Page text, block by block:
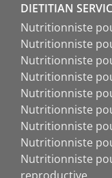
DIETITIAN
Nutritionniste
Nutritionniste
Nutritionniste
Nutritionniste
Nutritionniste
Nutritionniste
Nutritionniste
Nutritionniste
Nutritionniste